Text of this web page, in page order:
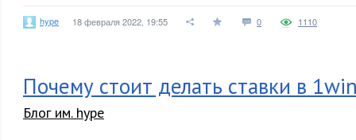
hype 18 февраля 2022, 19:55 0 1110
Почему стоит делать ставки в
Блог им. hype